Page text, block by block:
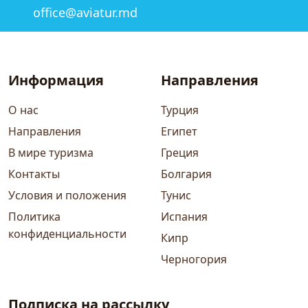
office@aviatur.md
Информация
О нас
Направления
В мире туризма
Контакты
Условия и положения
Политика
конфиденциальности
Направления
Турция
Египет
Греция
Болгария
Тунис
Испания
Кипр
Черногория
Подписка на рассылку